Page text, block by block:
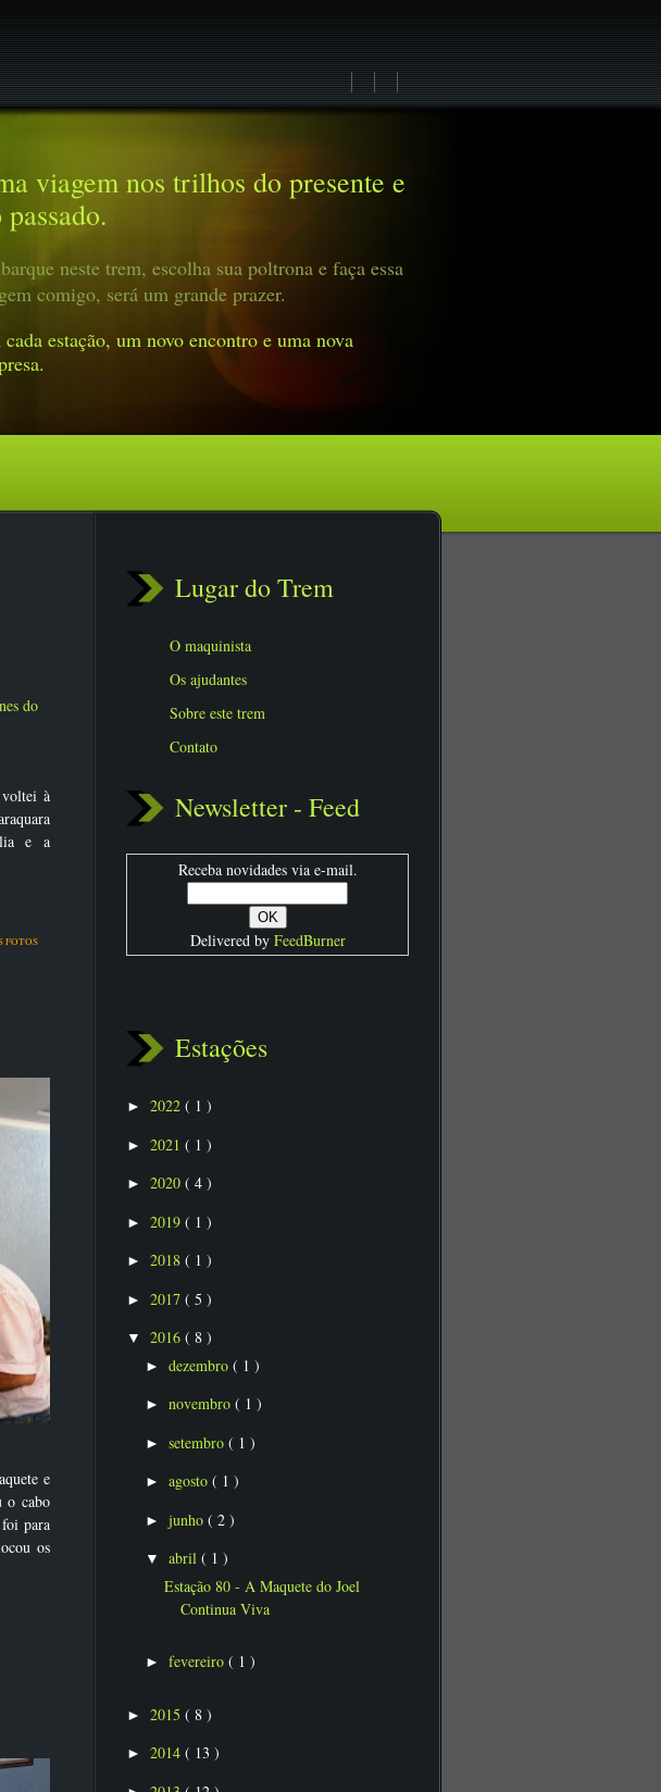
viagem nos trilhos do presente e
passado.
neste trem, escolha sua poltrona e faça essa
comigo, será um grande prazer.
estação, um novo encontro e uma nova
do
à
e a
FOTOS
e
o cabo
para
os
Lugar do Trem
O maquinista
Os ajudantes
Sobre este trem
Contato
Newsletter - Feed
Receba novidades via e-mail.
Delivered by FeedBurner
Estações
► 2022 ( 1 )
► 2021 ( 1 )
► 2020 ( 4 )
► 2019 ( 1 )
► 2018 ( 1 )
► 2017 ( 5 )
▼ 2016 ( 8 )
► dezembro ( 1 )
► novembro ( 1 )
► setembro ( 1 )
► agosto ( 1 )
► junho ( 2 )
▼ abril ( 1 )
Estação 80 - A Maquete do Joel
Continua Viva
► fevereiro ( 1 )
► 2015 ( 8 )
► 2014 ( 13 )